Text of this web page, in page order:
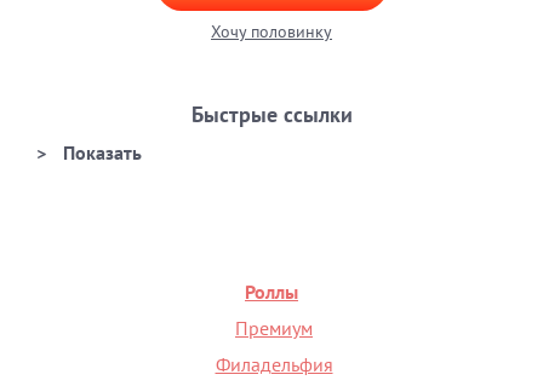
Хочу половинку
Быстрые ссылки
Роллы
Премиум
Филадельфия